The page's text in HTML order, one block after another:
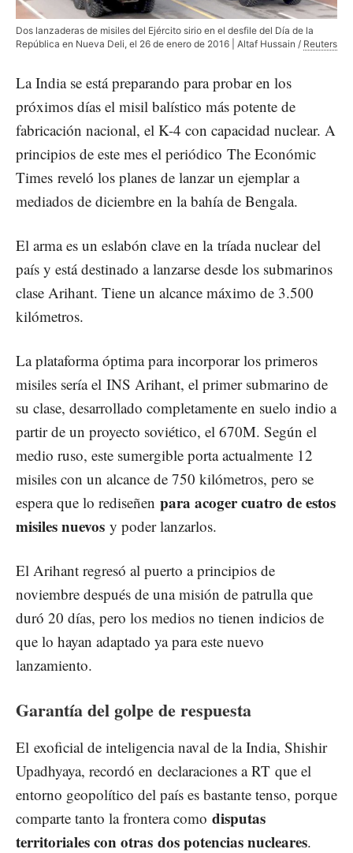
Dos lanzaderas de misiles del Ejército sirio en el desfile del Día de la
República en Nueva Deli, el 26 de enero de 2016 | Altaf Hussain / Reuters
La India se está preparando para probar en los
próximos días el misil balístico más potente de
fabricación nacional, el K-4 con capacidad nuclear. A
principios de este mes el periódico The Económic
Times reveló los planes de lanzar un ejemplar a
mediados de diciembre en la bahía de Bengala.
El arma es un eslabón clave en la tríada nucleardel
país y está destinado a lanzarse desde los submarinos
clase Arihant. Tiene un alcance máximo de 3.500
kilómetros.
La plataforma óptima para incorporar los primeros
misiles sería el INS Arihant, el primer submarino de
su clase, desarrollado completamente en suelo indio a
partir de un proyecto soviético, el 670M. Según el
medio ruso, este sumergible porta actualmente 12
misiles con un alcance de 750 kilómetros, pero se
espera que lo rediseñen para acoger cuatro de estos
misiles nuevos y poder lanzarlos.
El Arihant regresó al puerto a principios de
noviembre después de una misión de patrulla que
duró 20 días, pero los medios no tienen indicios de
que lo hayan adaptado ya para este nuevo
lanzamiento.
Garantía del golpe de respuesta
El exoficial de inteligencia naval de la India, Shishir
Upadhyaya, recordó en declaraciones a RT que el
entorno geopolítico del país es bastante tenso, porque
comparte tanto la frontera como disputas
territoriales con otras dos potencias nucleares.